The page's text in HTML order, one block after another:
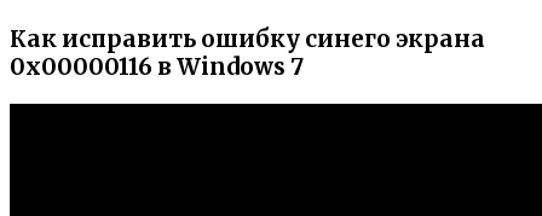
Как исправить ошибку синего экрана
0x00000116 в Windows 7